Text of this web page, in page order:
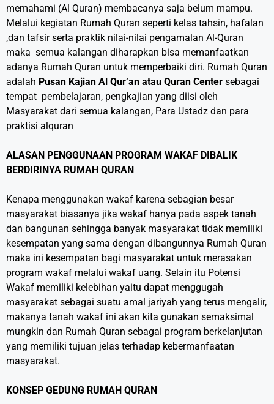
memahami (Al Quran) membacanya saja belum mampu.
Melalui kegiatan Rumah Quran seperti kelas tahsin, hafalan
,dan tafsir serta praktik nilai-nilai pengamalan Al-Quran
maka semua kalangan diharapkan bisa memanfaatkan
adanya Rumah Quran untuk memperbaiki diri. Rumah Quran
adalah Pusan Kajian Al Qur’an atau Quran Center sebagai
tempat pembelajaran, pengkajian yang diisi oleh
Masyarakat dari semua kalangan, Para Ustadz dan para
praktisi alquran
ALASAN PENGGUNAAN PROGRAM WAKAF DIBALIK
BERDIRINYA RUMAH QURAN
Kenapa menggunakan wakaf karena sebagian besar
masyarakat biasanya jika wakaf hanya pada aspek tanah
dan bangunan sehingga banyak masyarakat tidak memiliki
kesempatan yang sama dengan dibangunnya Rumah Quran
maka ini kesempatan bagi masyarakat untuk merasakan
program wakaf melalui wakaf uang. Selain itu Potensi
Wakaf memiliki kelebihan yaitu dapat menggugah
masyarakat sebagai suatu amal jariyah yang terus mengalir,
makanya tanah wakaf ini akan kita gunakan semaksimal
mungkin dan Rumah Quran sebagai program berkelanjutan
yang memiliki tujuan jelas terhadap kebermanfaatan
masyarakat.
KONSEP GEDUNG RUMAH QURAN